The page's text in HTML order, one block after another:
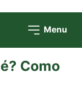
Menu
Como